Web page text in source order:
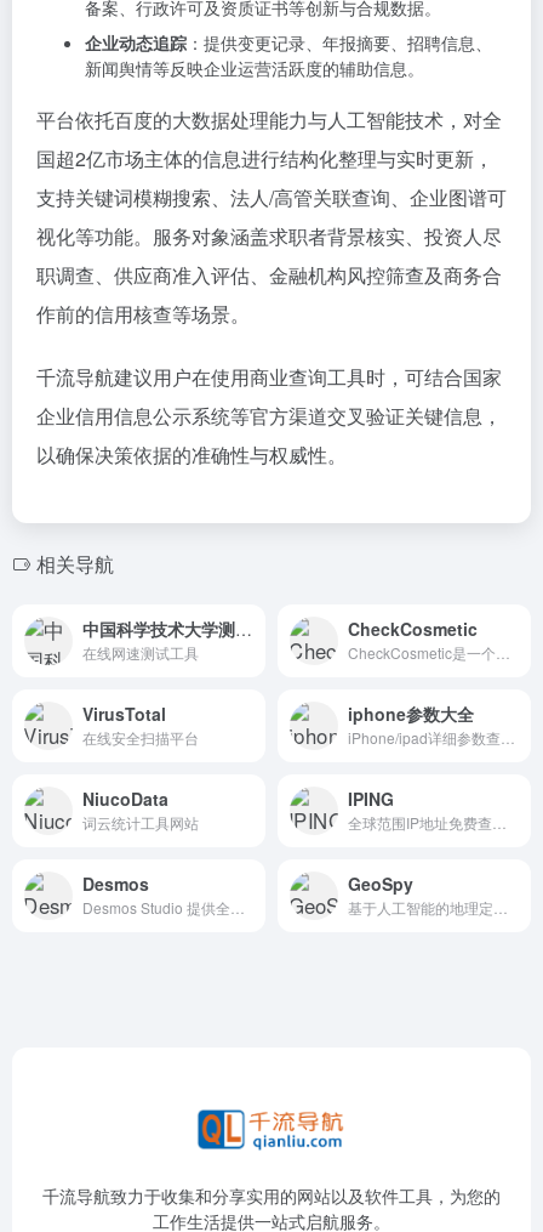
备案、行政许可及资质证书等创新与合规数据。
企业动态追踪 ：提供变更记录、年报摘要、招聘信息、
新闻舆情等反映企业运营活跃度的辅助信息。
平台依托百度的大数据处理能力与人工智能技术，对全
国超2亿市场主体的信息进行结构化整理与实时更新，
支持关键词模糊搜索、法人/高管关联查询、企业图谱可
视化等功能。服务对象涵盖求职者背景核实、投资人尽
职调查、供应商准入评估、金融机构风控筛查及商务合
作前的信用核查等场景。
千流导航建议用户在使用商业查询工具时，可结合国家
企业信用信息公示系统等官方渠道交叉验证关键信息，
以确保决策依据的准确性与权威性。
相关导航
中国科学技术大学测速网站
在线网速测试工具
CheckCosmetic
VirusTotal
在线安全扫描平台
iphone参数大全
NiucoData
词云统计工具网站
IPING
Desmos GeoSpy
千流导航致力于收集和分享实用的网站以及软件工具，为您的
工作生活提供一站式启航服务。